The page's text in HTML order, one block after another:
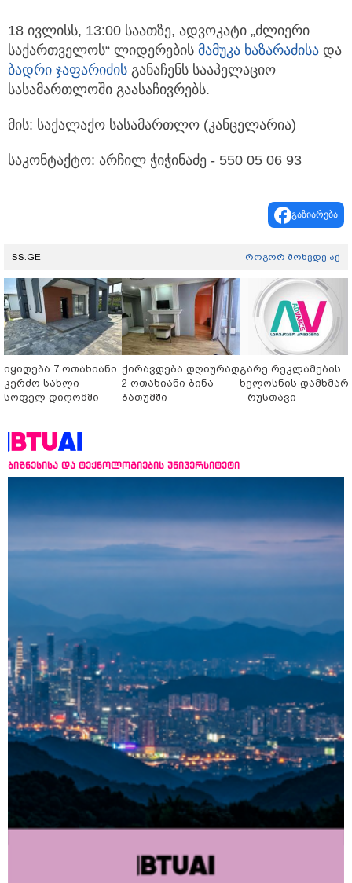
18 ივლისს, 13:00 საათზე, ადვოკატი „ძლიერი
საქართველოს“ ლიდერების მამუკა ხაზარაძისა და
ბადრი ჯაფარიძის განაჩენს სააპელაციო
სასამართლოში გაასაჩივრებს.
მის: საქალაქო სასამართლო (კანცელარია)
საკონტაქტო: არჩილ ჭიჭინაძე - 550 05 06 93
გაზიარება
SS.GE როგორ მოხვდე აქ
იყიდება 7 ოთახიანი
კერძო სახლი
სოფელ დიღომში
ქირავდება დღიურად
2 ოთახიანი ბინა
ბათუმში
გარე რეკლამების
ხელოსნის
- რუსთავი
ბიზნესისა და ტექნოლოგიების უნივერსიტეტი